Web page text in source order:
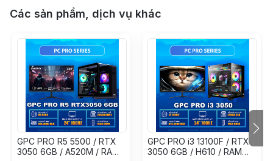
Các sản phẩm, dịch vụ khác
GPC PRO R5 5500 / RTX
3050 6GB / A520M / RAM
GPC PRO i3 13100F / RTX
3050 6GB / H610 / RAM